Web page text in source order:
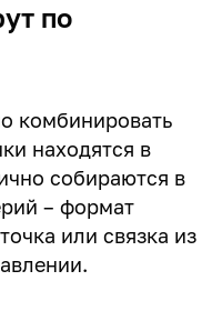
по
комбинировать
находятся в
собираются в
– формат
или связка из